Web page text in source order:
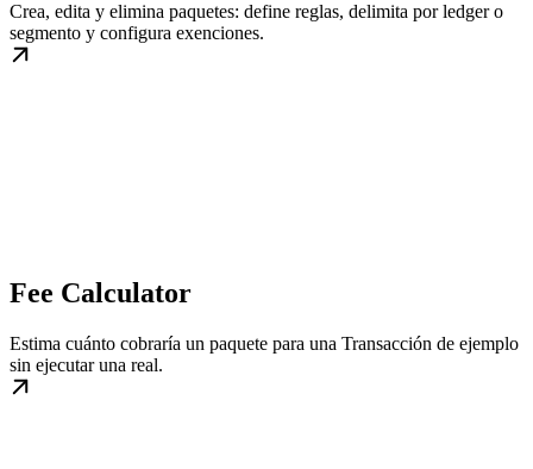
Crea, edita y elimina paquetes: define reglas, delimita por ledger o
segmento y configura exenciones.
Fee Calculator
Estima cuánto cobraría un paquete para una Transacción de ejemplo
sin ejecutar una real.